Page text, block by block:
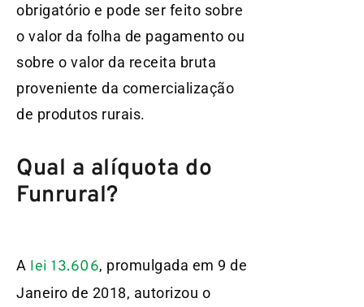
obrigatório e pode ser feito sobre
o valor da folha de pagamento ou
sobre o valor da receita bruta
proveniente da comercialização
de produtos rurais.
Qual a alíquota do
Funrural?
A lei 13.606, promulgada em 9 de
Janeiro de 2018, autorizou o